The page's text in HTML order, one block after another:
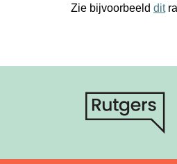
Zie bijvoorbeeld dit